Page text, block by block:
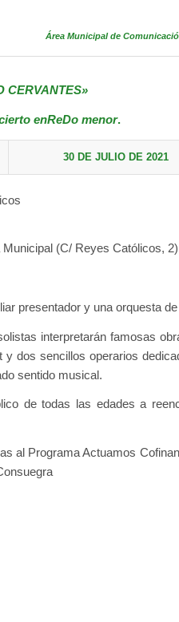
Área Municipal de
CERVANTES»
enReDo menor.
30 DE JULIO DE 2021
(C/ Reyes Católicos, 2)
presentador y una orquesta
interpretarán famosas
y dos sencillos operarios
sentido musical.
de todas las edades a
al Programa Actuamos